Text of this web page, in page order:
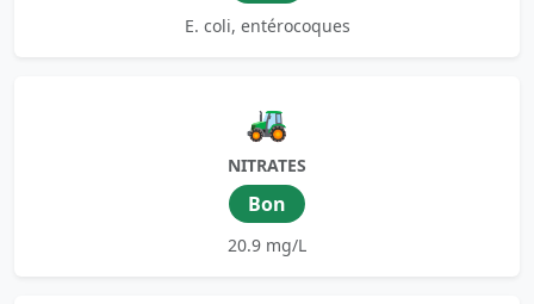
E. coli, entérocoques
🚜
NITRATES
Bon
20.9 mg/L